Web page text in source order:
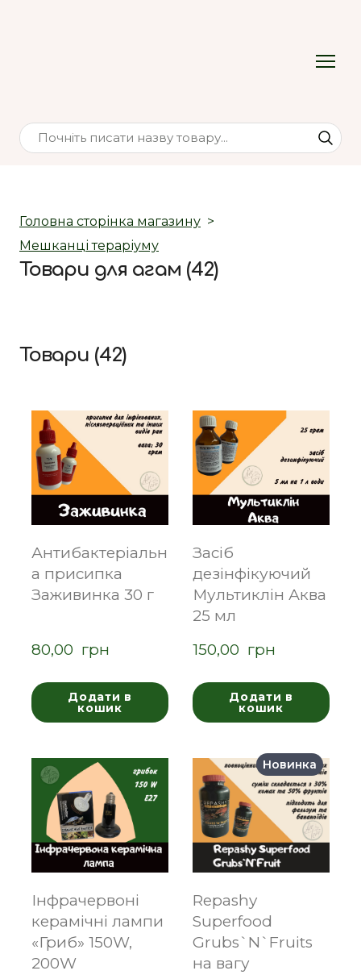
Головна сторінка магазину
Мешканці тераріуму
Товари для агам (42)
Товари (42)
Антибактеріальн
а присипка
Заживинка 30 г
80,00  грн
Додати в
кошик
Засіб
дезінфікуючий
Мультиклін Аква
25 мл
150,00  грн
Додати в
кошик
Інфрачервоні
керамічні лампи
«Гриб» 150W,
200W
Новинка
Repashy
Superfood
Grubs`N`Fruits
на вагу